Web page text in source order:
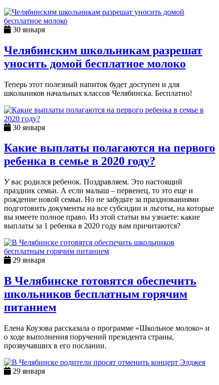
30 января
Челябинским школьникам разрешат
уносить домой бесплатное молоко
Теперь этот полезный напиток будет доступен и для
школьников начальных классов Челябинска. Бесплатно!
30 января
Какие выплаты полагаются на первого
ребенка в семье в 2020 году?
У вас родился ребенок. Поздравляем. Это настоящий
праздник семьи. А если малыш – первенец, то это еще и
рождение новой семьи. Но не забудьте за празднованиями
подготовить документы на все субсидии и льготы, на которые
вы имеете полное право. Из этой статьи вы узнаете: какие
выплаты за 1 ребенка в 2020 году вам причитаются?
29 января
В Челябинске готовятся обеспечить
школьников бесплатным горячим
питанием
Елена Коузова рассказала о программе «Школьное молоко» и
о ходе выполнения поручений президента страны,
прозвучавших в его послании.
29 января